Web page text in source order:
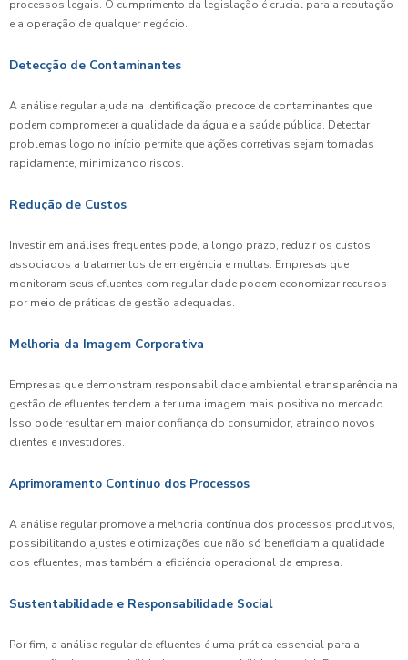
processos legais. O cumprimento da legislação é crucial para a reputação
e a operação de qualquer negócio.
Detecção de Contaminantes
A análise regular ajuda na identificação precoce de contaminantes que
podem comprometer a qualidade da água e a saúde pública. Detectar
problemas logo no início permite que ações corretivas sejam tomadas
rapidamente, minimizando riscos.
Redução de Custos
Investir em análises frequentes pode, a longo prazo, reduzir os custos
associados a tratamentos de emergência e multas. Empresas que
monitoram seus efluentes com regularidade podem economizar recursos
por meio de práticas de gestão adequadas.
Melhoria da Imagem Corporativa
Empresas que demonstram responsabilidade ambiental e transparência na
gestão de efluentes tendem a ter uma imagem mais positiva no mercado.
Isso pode resultar em maior confiança do consumidor, atraindo novos
clientes e investidores.
Aprimoramento Contínuo dos Processos
A análise regular promove a melhoria contínua dos processos produtivos,
possibilitando ajustes e otimizações que não só beneficiam a qualidade
dos efluentes, mas também a eficiência operacional da empresa.
Sustentabilidade e Responsabilidade Social
Por fim, a análise regular de efluentes é uma prática essencial para a